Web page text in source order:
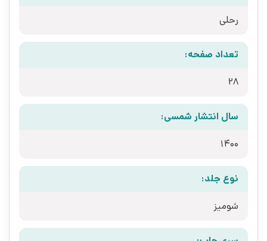
رحلی
تعداد صفحه:
28
سال انتشار شمسی:
1400
نوع جلد:
شومیز